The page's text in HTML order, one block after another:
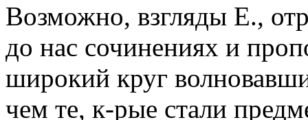
Возможно, взгляды Е.,
до нас сочинениях и
широкий круг
чем те, к-рые стали